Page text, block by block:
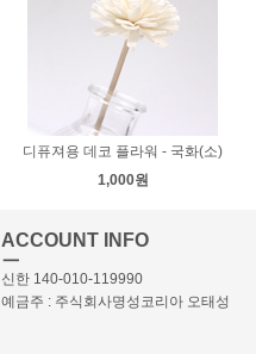
디퓨져용 데코 플라워 - 국화(소)
1,000원
ACCOUNT INFO
ㅡ
신한 140-010-119990
예금주 : 주식회사명성코리아 오태성